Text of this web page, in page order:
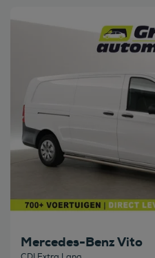
Mercedes-Benz Vito